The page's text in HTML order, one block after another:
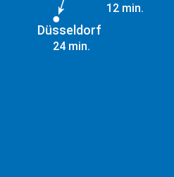
Düsseldorf
12 min.
24 min.